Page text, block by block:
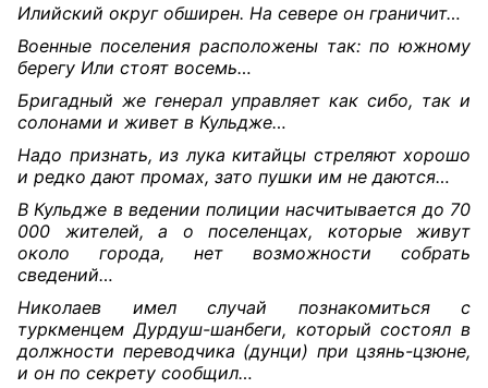
Илийский округ обширен. На севере он граничит…
Военные поселения расположены так: по южному
берегу Или стоят восемь…
Бригадный же генерал управляет как сибо, так и
солонами и живет в Кульдже…
Надо признать, из лука китайцы стреляют хорошо
и редко дают промах, зато пушки им не даются…
В Кульдже в ведении полиции насчитывается до 70
000 жителей, а о поселенцах, которые живут
около города, нет возможности собрать
сведений…
Николаев имел случай познакомиться с
туркменцем Дурдуш-шанбеги, который состоял в
должности переводчика (дунци) при цзянь-цзюне,
и он по секрету сообщил…